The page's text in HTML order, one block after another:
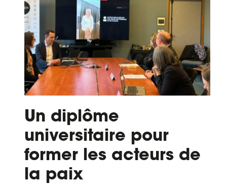
Un diplôme
universitaire pour
former les acteurs de
la paix